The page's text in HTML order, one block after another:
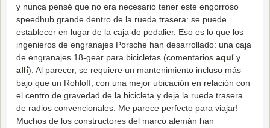
y nunca pensé que no era necesario tener este engorroso
speedhub grande dentro de la rueda trasera: se puede
establecer en lugar de la caja de pedalier. Eso es lo que los
ingenieros de engranajes Porsche han desarrollado: una caja
de engranajes 18-gear para bicicletas (comentarios aquíy
allí). Al parecer, se requiere un mantenimiento incluso más
bajo que un Rohloff, con una mejor ubicación en relación con
el centro de gravedad de la bicicleta y deja la rueda trasera
de radios convencionales. Me parece perfecto para viajar!
Muchos de los constructores del marco alemán han